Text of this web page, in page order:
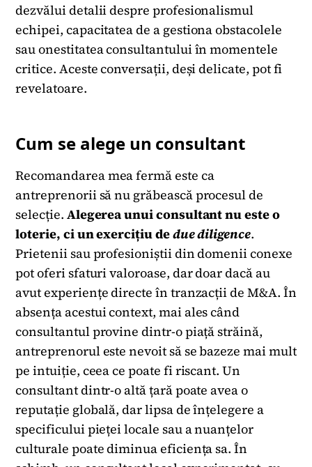
dezvălui detalii despre profesionalismul
echipei, capacitatea de a gestiona obstacolele
sau onestitatea consultantului în momentele
critice. Aceste conversații, deși delicate, pot fi
revelatoare.
Cum se alege un consultant
Recomandarea mea fermă este ca
antreprenorii să nu grăbească procesul de
selecție. Alegerea unui consultant nu este o
loterie, ci un exercițiu dedue diligence.
Prietenii sau profesioniștii din domenii conexe
pot oferi sfaturi valoroase, dar doar dacă au
avut experiențe directe în tranzacții de M&A. În
absența acestui context, mai ales când
consultantul provine dintr-o piață străină,
antreprenorul este nevoit să se bazeze mai mult
pe intuiție, ceea ce poate fi riscant. Un
consultant dintr-o altă țară poate avea o
reputație globală, dar lipsa de înțelegere a
specificului pieței locale sau a nuanțelor
culturale poate diminua eficiența sa. În